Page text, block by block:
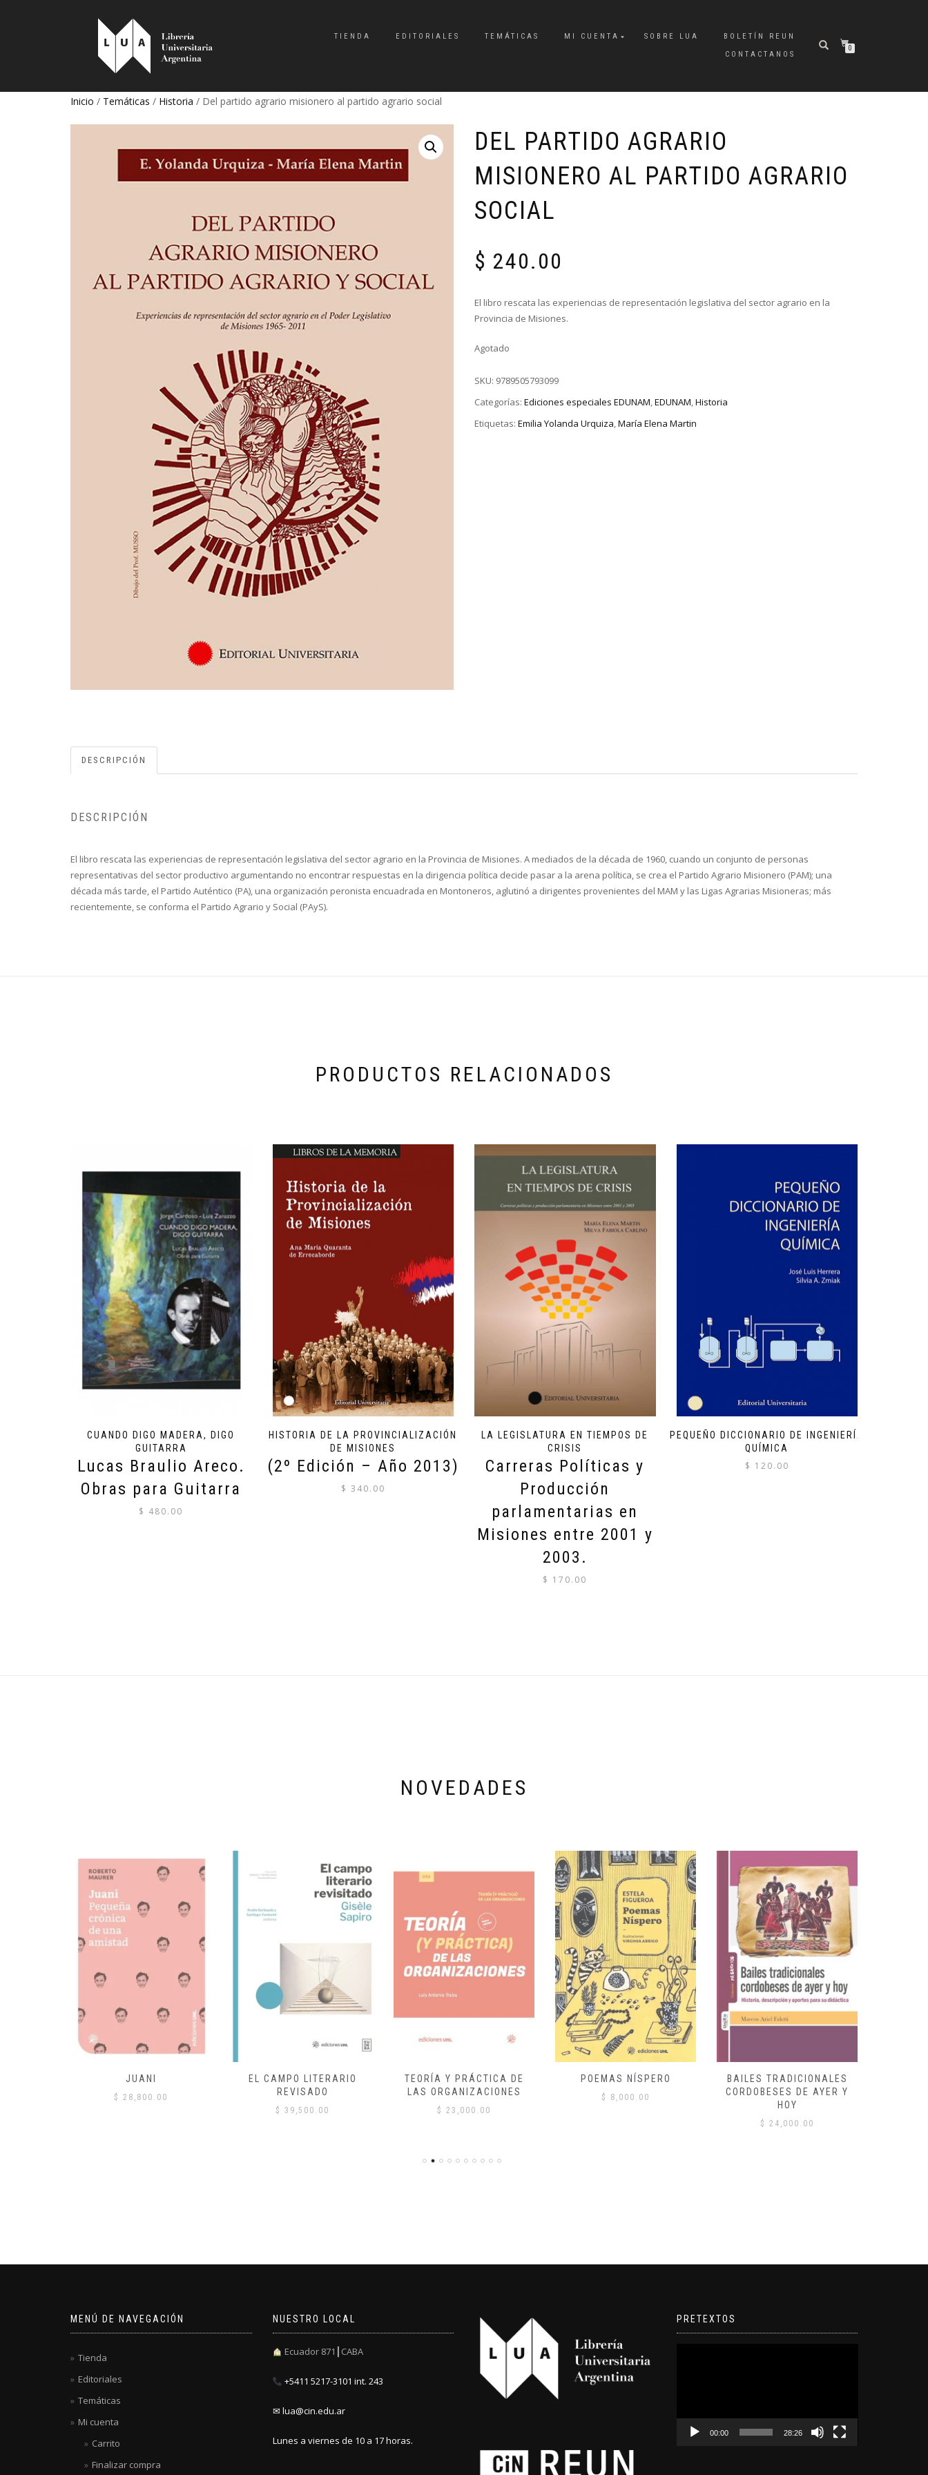
TIENDA EDITORIALES TEMÁTICAS MI CUENTA SOBRE LUA
BOLETÍN REUN
CONTACTANOS
0
Inicio / Temáticas / Historia / Del partido agrario misionero al partido agrario social
DEL PARTIDO AGRARIO
MISIONERO AL PARTIDO AGRARIO
SOCIAL
$ 240.00
El libro rescata las experiencias de representación legislativa del sector agrario en la
Provincia de Misiones.
Agotado
SKU: 9789505793099
Categorías: Ediciones especiales EDUNAM,EDUNAM,Historia
Etiquetas: Emilia Yolanda Urquiza,María Elena Martin
DESCRIPCIÓN
DESCRIPCIÓN
El libro rescata las experiencias de representación legislativa del sector agrario en la Provincia de Misiones. A mediados de la década de 1960, cuando un conjunto de personas
representativas del sector productivo argumentando no encontrar respuestas en la dirigencia política decide pasar a la arena política, se crea el Partido Agrario Misionero (PAM); una
década más tarde, el Partido Auténtico (PA), una organización peronista encuadrada en Montoneros, aglutinó a dirigentes provenientes del MAM y las Ligas Agrarias Misioneras; más
recientemente, se conforma el Partido Agrario y Social (PAyS).
PRODUCTOS RELACIONADOS
CUANDO DIGO MADERA, DIGO
GUITARRA
Lucas Braulio Areco.
Obras para Guitarra
$ 480.00
HISTORIA DE LA PROVINCIALIZACIÓN
DE MISIONES
(2º Edición – Año 2013)
$ 340.00
LA LEGISLATURA EN TIEMPOS DE
CRISIS
Carreras Políticas y
Producción
parlamentarias en
Misiones entre 2001 y
2003.
$ 170.00
PEQUEÑO DICCIONARIO DE INGENIERÍA
QUÍMICA
$ 120.00
NOVEDADES
JUANI
$ 28,800.00
EL CAMPO LITERARIO
REVISADO
$ 39,500.00
TEORÍA Y PRÁCTICA DE
LAS ORGANIZACIONES
$ 23,000.00
POEMAS NÍSPERO
$ 8,000.00
BAILES TRADICIONALES
CORDOBESES DE AYER Y
HOY
$ 24,000.00
MENÚ DE NAVEGACIÓN
Tienda
Editoriales
Temáticas
Mi cuenta
Carrito
Finalizar compra
NUESTRO LOCAL
Ecuador 871┃CABA
+5411 5217-3101 int. 243
✉ lua@cin.edu.ar
Lunes a viernes de 10 a 17 horas.
PRETEXTOS
00:00 28:26